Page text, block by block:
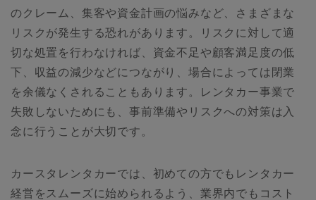
のクレーム、集客や資金計画の悩みなど、さまざまな
リスクが発生する恐れがあります。リスクに対して適
切な処置を行わなければ、資金不足や顧客満足度の低
下、収益の減少などにつながり、場合によっては閉業
を余儀なくされることもあります。レンタカー事業で
失敗しないためにも、事前準備やリスクへの対策は入
念に行うことが大切です。
カースタレンタカーでは、初めての方でもレンタカー
経営をスムーズに始められるよう、業界内でもコスト